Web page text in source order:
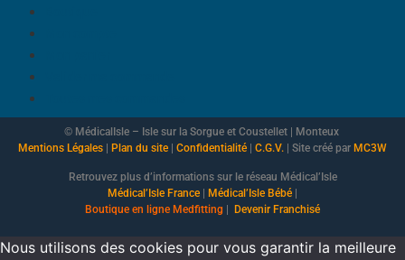
© MédicalIsle – Isle sur la Sorgue et Coustellet | Monteux
Mentions Légales | Plan du site | Confidentialité | C.G.V. | Site créé par MC3W
Retrouvez plus d’informations sur le réseau Médical’Isle
Médical’Isle France
Médical’Isle Bébé
Boutique en ligne Medfitting Devenir Franchisé
Nous utilisons des cookies pour vous garantir la meilleure